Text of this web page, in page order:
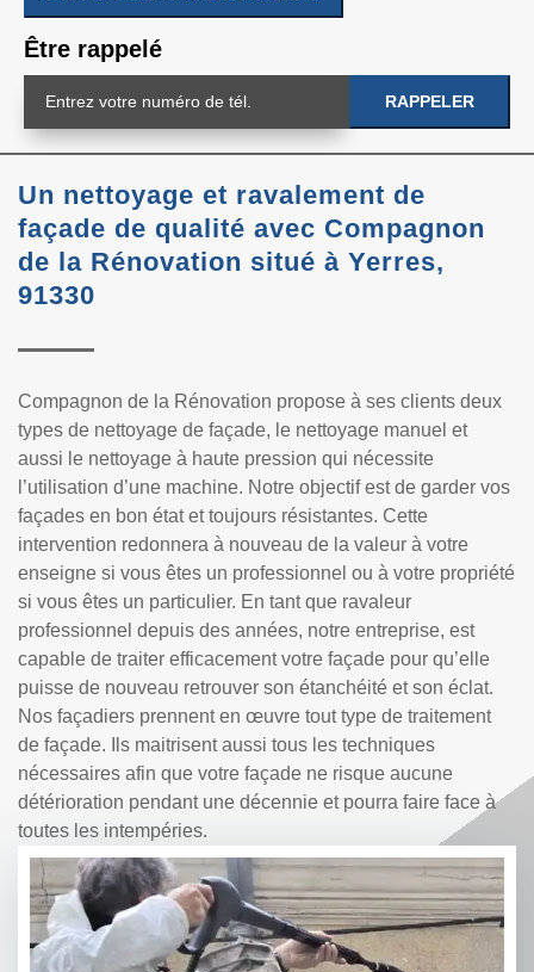
Être rappelé
Un nettoyage et ravalement de
façade de qualité avec Compagnon
de la Rénovation situé à Yerres,
91330
Compagnon de la Rénovation propose à ses clients deux
types de nettoyage de façade, le nettoyage manuel et
aussi le nettoyage à haute pression qui nécessite
l’utilisation d’une machine. Notre objectif est de garder vos
façades en bon état et toujours résistantes. Cette
intervention redonnera à nouveau de la valeur à votre
enseigne si vous êtes un professionnel ou à votre propriété
si vous êtes un particulier. En tant que ravaleur
professionnel depuis des années, notre entreprise, est
capable de traiter efficacement votre façade pour qu’elle
puisse de nouveau retrouver son étanchéité et son éclat.
Nos façadiers prennent en œuvre tout type de traitement
de façade. Ils maitrisent aussi tous les techniques
nécessaires afin que votre façade ne risque aucune
détérioration pendant une décennie et pourra faire face à
toutes les intempéries.